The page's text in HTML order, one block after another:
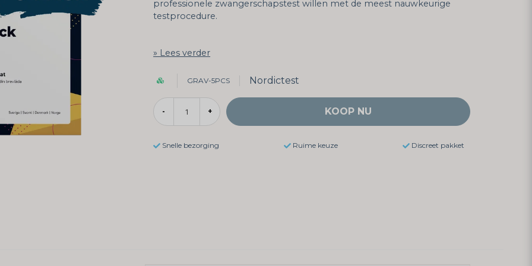
professionele zwangerschapstest willen met de meest nauwkeurige
testprocedure.
Lees verder
GRAV-5PCS Nordictest
- + KOOP NU
Snelle bezorging Ruime keuze Discreet pakket